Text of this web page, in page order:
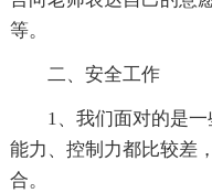
等。
二、安全工作
1、我们面对的是
能力、控制力都比较差
合。